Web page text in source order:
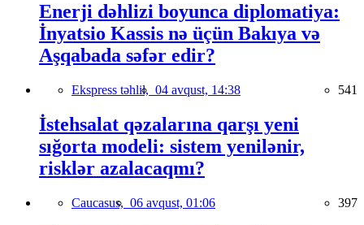
Enerji dəhlizi boyunca diplomatiya:
İnyatsio Kassis nə üçün Bakıya və
Aşqabada səfər edir?
Ekspress təhlil, 04 avqust, 14:38 541
İstehsalat qəzalarına qarşı yeni
sığorta modeli: sistem yenilənir,
risklər azalacaqmı?
Caucasus, 06 avqust, 01:06 397